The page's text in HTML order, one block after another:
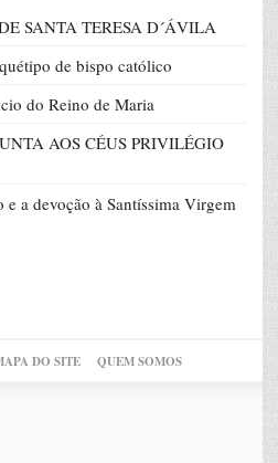
SANTA TERESA D´ÁVILA
de bispo católico
do Reino de Maria
AOS CÉUS PRIVILÉGIO
e a devoção à Santíssima Virgem
DO SITE QUEM SOMOS